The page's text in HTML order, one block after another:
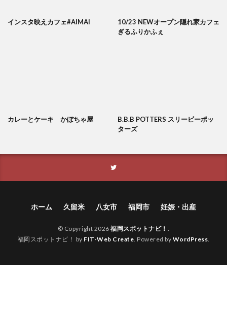
インスタ映えカフェ#AIMAI
10/23 NEWオープン隠れ家カフェ
ぎるふりかふぇ
カレーとケーキ かぼちゃ屋
B.B.B POTTERS スリービーポッ
ターズ
ホーム 久留米 八女市 福岡市 妊娠・出産
© Copyright 2026福岡スポットナビ！
福岡スポットナビ！ by FIT-Web Create . Powered by WordPress